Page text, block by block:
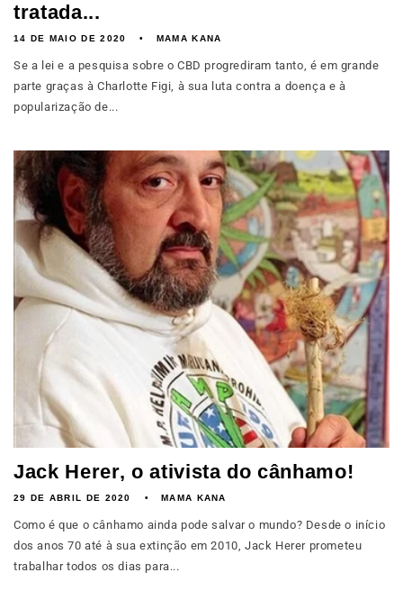
tratada...
14 DE MAIO DE 2020 MAMA KANA
Se a lei e a pesquisa sobre o CBD progrediram tanto, é em grande
parte graças à Charlotte Figi, à sua luta contra a doença e à
popularização de...
Jack Herer, o ativista do cânhamo!
29 DE ABRIL DE 2020 MAMA KANA
Como é que o cânhamo ainda pode salvar o mundo? Desde o início
dos anos 70 até à sua extinção em 2010, Jack Herer prometeu
trabalhar todos os dias para...